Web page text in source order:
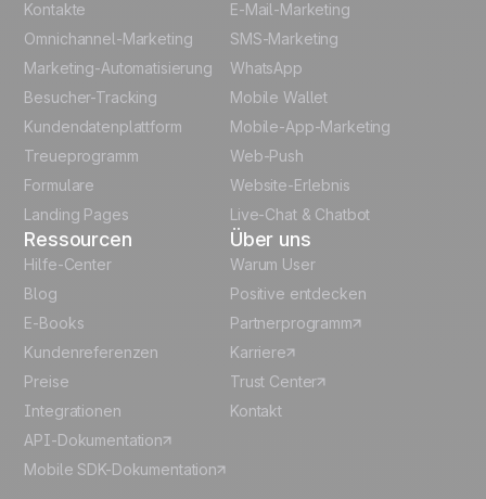
English
Polish
Español
Kontakte
Omnichannel-Marketing
Marketing-Automatisierung
Besucher-Tracking
Kundendatenplattform
Treueprogramm
Formulare
Landing Pages
E-Mail-Marketing
SMS-Marketing
WhatsApp
Mobile Wallet
Mobile-App-Marketing
Web-Push
Website-Erlebnis
Live-Chat & Chatbot
Ressourcen
Hilfe-Center
Blog
E-Books
Kundenreferenzen
Preise
Integrationen
API-Dokumentation
Mobile SDK-Dokumentation
Über uns
Warum User
Positive entdecken
Partnerprogramm
Karriere
Trust Center
Kontakt